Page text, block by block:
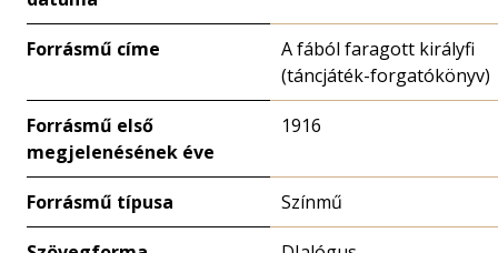
Forrásmű címe
A fából faragott királyfi
(táncjáték-forgatókönyv)
Forrásmű első
megjelenésének éve
1916
Forrásmű típusa Színmű